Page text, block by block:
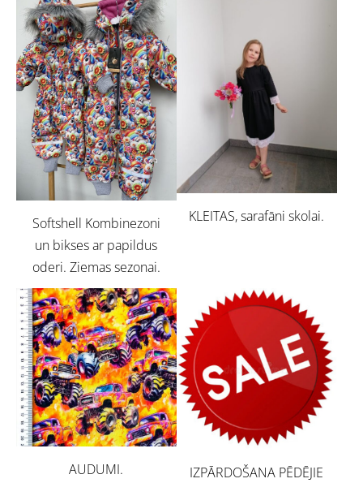
Softshell Kombinezoni
un bikses ar papildus
oderi. Ziemas sezonai.
KLEITAS, sarafāni skolai.
AUDUMI.
IZPĀRDOŠANA PĒDĒJIE